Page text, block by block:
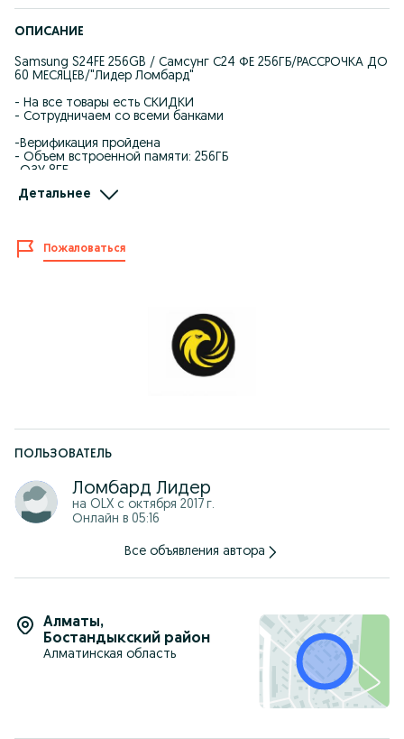
ОПИСАНИЕ
Samsung S24FE 256GB / Самсунг С24 ФЕ 256ГБ/РАССРОЧКА ДО
60 МЕСЯЦЕВ/"Лидер Ломбард"
- На все товары есть СКИДКИ
- Сотрудничаем со всеми банками
-Верификация пройдена
- Объем встроенной памяти: 256ГБ
-ОЗУ 8ГБ
- Состояние 10/10,
- Код товара :т129024768
Детальнее
Пожаловаться
ПОЛЬЗОВАТЕЛЬ
Ломбард Лидер
на OLX с октября 2017 г.
Онлайн в 05:16
Все объявления автора
Алматы,
Бостандыкский район
Алматинская область